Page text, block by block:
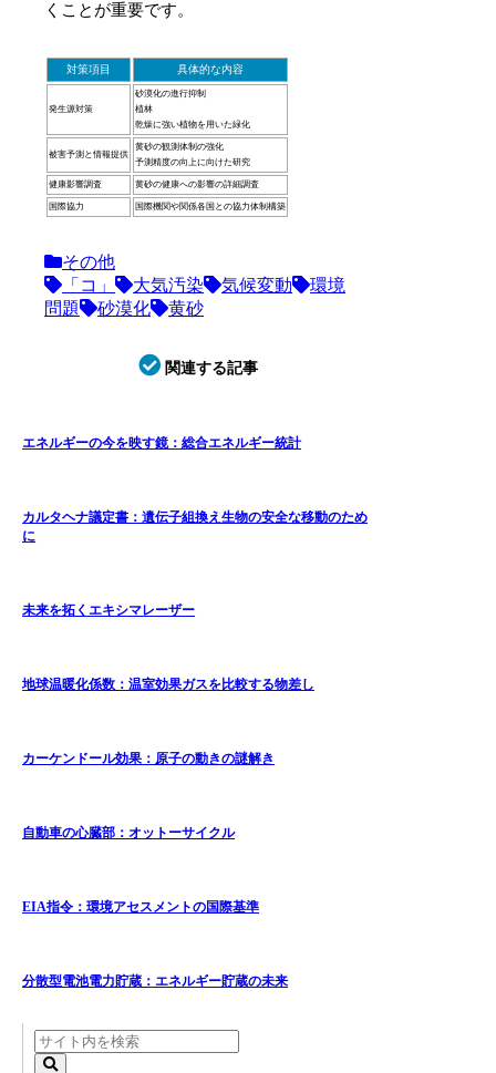
くことが重要です。
対策項目 具体的な内容
発生源対策
砂漠化の進行抑制
植林
乾燥に強い植物を用いた緑化
被害予測と情報提供
黄砂の観測体制の強化
予測精度の向上に向けた研究
健康影響調査 黄砂の健康への影響の詳細調査
国際協力 国際機関や関係各国との協力体制構築
その他
「コ」
大気汚染 気候変動
環境
問題
砂漠化 黄砂
関連する記事
エネルギーの今を映す鏡：総合エネルギー統計
カルタヘナ議定書：遺伝子組換え生物の安全な移動のため
に
未来を拓くエキシマレーザー
地球温暖化係数：温室効果ガスを比較する物差し
カーケンドール効果：原子の動きの謎解き
自動車の心臓部：オットーサイクル
EIA指令：環境アセスメントの国際基準
分散型電池電力貯蔵：エネルギー貯蔵の未来